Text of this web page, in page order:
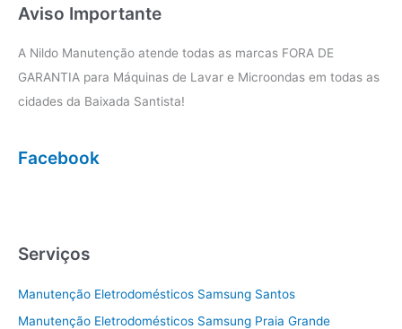
a
m
Aviso Importante
A Nildo Manutenção atende todas as marcas FORA DE
GARANTIA para Máquinas de Lavar e Microondas em todas as
cidades da Baixada Santista!
Facebook
Serviços
Manutenção Eletrodomésticos Samsung Santos
Manutenção Eletrodomésticos Samsung Praia Grande